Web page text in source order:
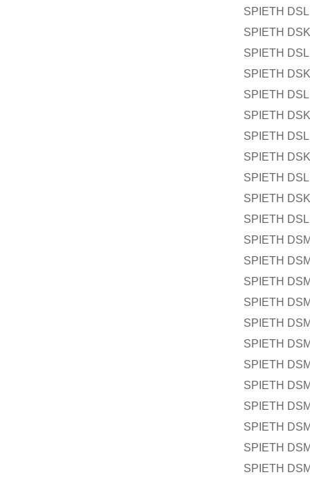
SPIETH
SPIETH
SPIETH
SPIETH
SPIETH
SPIETH
SPIETH
SPIETH
SPIETH
SPIETH
SPIETH
SPIETH
SPIETH
SPIETH
SPIETH
SPIETH
SPIETH
SPIETH
SPIETH
SPIETH
SPIETH
SPIETH
SPIETH